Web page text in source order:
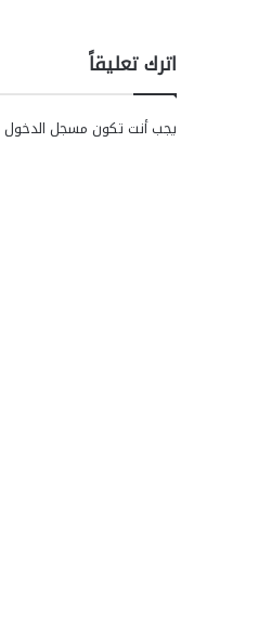
اترك تعليقاً
يجب أنت تكون مسجل الدخول